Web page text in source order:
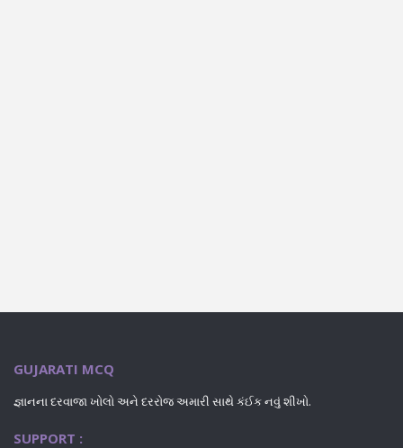
GUJARATI MCQ
જ્ઞાનના દરવાજા ખોલો અને દરરોજ અમારી સાથે કંઈક નવું શીખો.
SUPPORT :